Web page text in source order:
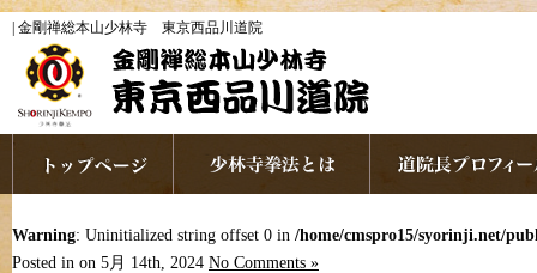
| 金剛禅総本山少林寺 東京西品川道院
Warning: Uninitialized string offset 0 in /home/cmspro15/syorinji.net/
Posted in on 5月 14th, 2024 No Comments »